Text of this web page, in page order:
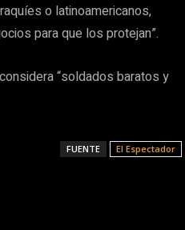
o latinoamericanos,
para que los protejan”.
“soldados baratos y
FUENTE El Espectador